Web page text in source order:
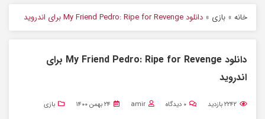
خانه » بازی » دانلود My Friend Pedro: Ripe for Revenge برای اندروید
دانلود My Friend Pedro: Ripe for Revenge برای
اندروید
۲۲۴۲بازدید ۰ دیدگاه amir ۲۴ بهمن ۱۴۰۰ بازی